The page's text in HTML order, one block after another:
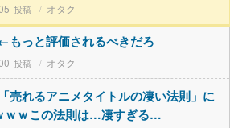
オタク
もっと評価されるべきだろ
オタク
売れるアニメタイトルの凄い法則」に
ｗｗこの法則は…凄すぎる…